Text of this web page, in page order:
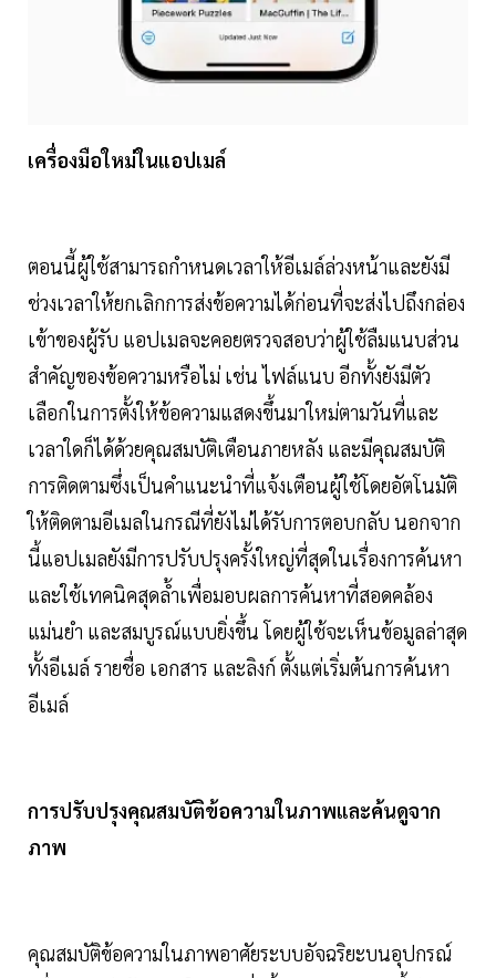
เครื่องมือใหม่ในแอปเมล์
ตอนนี้ผู้ใช้สามารถกำหนดเวลาให้อีเมล์ล่วงหน้าและยังมี
ช่วงเวลาให้ยกเลิกการส่งข้อความได้ก่อนที่จะส่งไปถึงกล่อง
เข้าของผู้รับ แอปเมลจะคอยตรวจสอบว่าผู้ใช้ลืมแนบส่วน
สำคัญของข้อความหรือไม่ เช่น ไฟล์แนบ อีกทั้งยังมีตัว
เลือกในการตั้งให้ข้อความแสดงขึ้นมาใหม่ตามวันที่และ
เวลาใดก็ได้ด้วยคุณสมบัติเตือนภายหลัง และมีคุณสมบัติ
การติดตามซึ่งเป็นคำแนะนำที่แจ้งเตือนผู้ใช้โดยอัตโนมัติ
ให้ติดตามอีเมลในกรณีที่ยังไม่ได้รับการตอบกลับ นอกจาก
นี้แอปเมลยังมีการปรับปรุงครั้งใหญ่ที่สุดในเรื่องการค้นหา
และใช้เทคนิคสุดล้ำเพื่อมอบผลการค้นหาที่สอดคล้อง
แม่นยำ และสมบูรณ์แบบยิ่งขึ้น โดยผู้ใช้จะเห็นข้อมูลล่าสุด
ทั้งอีเมล์ รายชื่อ เอกสาร และลิงก์ ตั้งแต่เริ่มต้นการค้นหา
อีเมล์
การปรับปรุงคุณสมบัติข้อความในภาพและค้นดูจาก
ภาพ
คุณสมบัติข้อความในภาพอาศัยระบบอัจฉริยะบนอุปกรณ์